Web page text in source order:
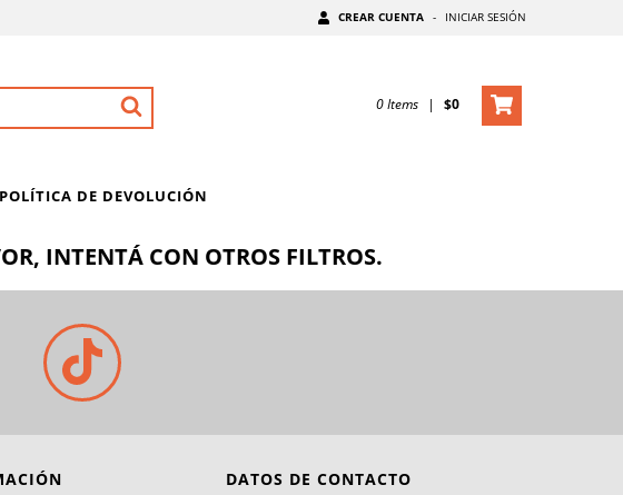
CREAR CUENTA - INICIAR SESIÓN
0Items | $0
POLÍTICA DE DEVOLUCIÓN
INTENTÁ CON OTROS FILTROS.
DATOS DE CONTACTO